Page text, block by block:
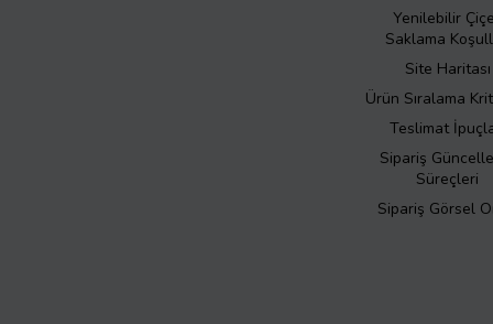
Yenilebilir
Saklama
Site Haritası
Ürün Sıralama
Teslimat
Sipariş
Süreçleri
Sipariş Görsel